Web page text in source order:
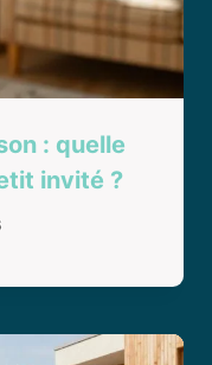
: quelle
invité ?